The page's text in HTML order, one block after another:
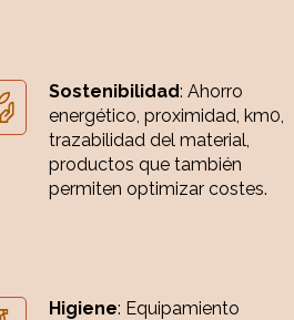
Sostenibilidad: Ahorro
energético, proximidad, km0,
trazabilidad del material,
productos que también
permiten optimizar costes.
Higiene: Equipamiento